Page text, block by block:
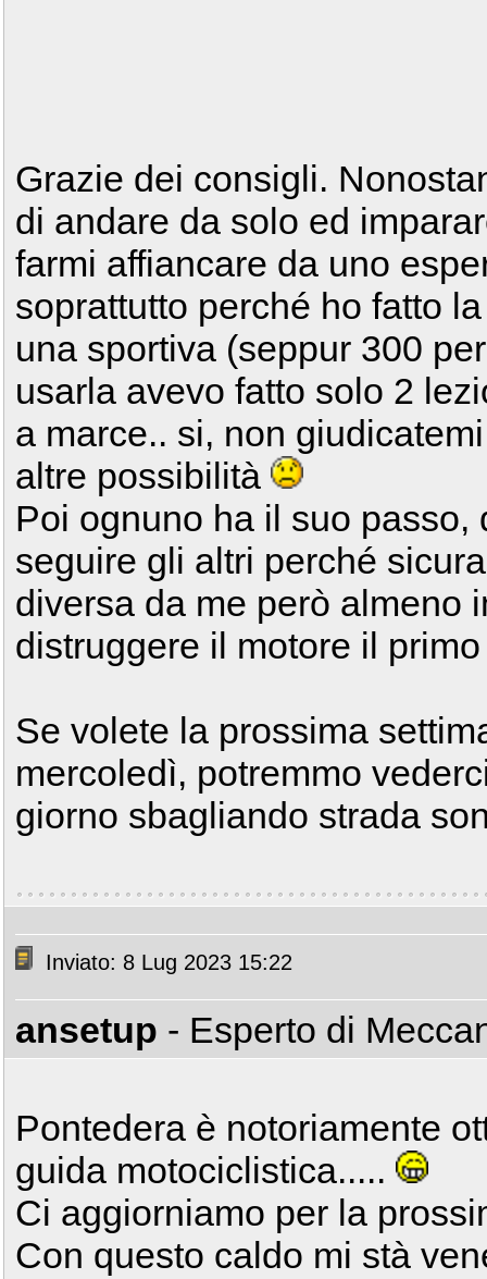
Grazie dei consigli.
di andare da solo ed
farmi affiancare da uno
soprattutto perché ho fatto
una sportiva (seppur 300
usarla avevo fatto solo 2
a marce.. si, non
altre possibilità
Poi ognuno ha il suo passo,
seguire gli altri perché
diversa da me però almeno
distruggere il motore il
Se volete la prossima
mercoledì, potremmo
giorno sbagliando strada
Inviato: 8 Lug 2023 15:22
ansetup - Esperto di
Pontedera è notoriamente
guida motociclistica.....
Ci aggiorniamo per la
Con questo caldo mi stà